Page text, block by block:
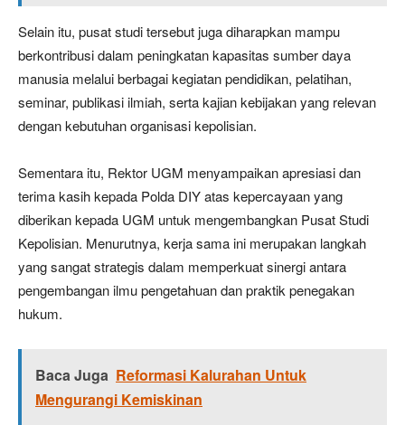
Selain itu, pusat studi tersebut juga diharapkan mampu
berkontribusi dalam peningkatan kapasitas sumber daya
manusia melalui berbagai kegiatan pendidikan, pelatihan,
seminar, publikasi ilmiah, serta kajian kebijakan yang relevan
dengan kebutuhan organisasi kepolisian.
Sementara itu, Rektor UGM menyampaikan apresiasi dan
terima kasih kepada Polda DIY atas kepercayaan yang
diberikan kepada UGM untuk mengembangkan Pusat Studi
Kepolisian. Menurutnya, kerja sama ini merupakan langkah
yang sangat strategis dalam memperkuat sinergi antara
pengembangan ilmu pengetahuan dan praktik penegakan
hukum.
Baca Juga Reformasi Kalurahan Untuk
Mengurangi Kemiskinan